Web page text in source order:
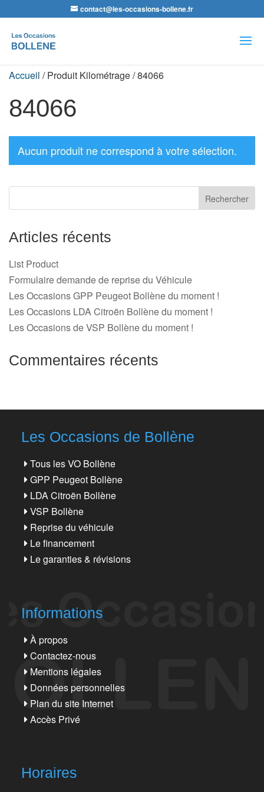
contact@les-occasions-bollene.fr
de
produits
Accueil / Produit Kilométrage / 84066
84066
Aucun produit ne correspond à votre sélection.
Articles récents
List Product
Formulaire demande de reprise du Véhicule
Les Occasions GPP Peugeot Bollène du moment !
Les Occasions LDA Citroën Bollène du moment !
Les Occasions de VSP Bollène du moment !
Commentaires récents
Les Occasions de Bollène
Tous les VO Bollène
GPP Peugeot Bollène
LDA Citroën Bollène
VSP Bollène
Reprise du véhicule
Le financement
Le garanties & révisions
Informations
À propos
Contactez-nous
Mentions légales
Données personnelles
Plan du site Internet
Accès Privé
Horaires